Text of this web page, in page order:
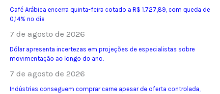
Café Arábica encerra quinta-feira cotado a R$ 1.727,89, com queda de
0,14% no dia
7 de agosto de 2026
Dólar apresenta incertezas em projeções de especialistas sobre
movimentação ao longo do ano.
7 de agosto de 2026
Indústrias conseguem comprar carne apesar de oferta controlada,